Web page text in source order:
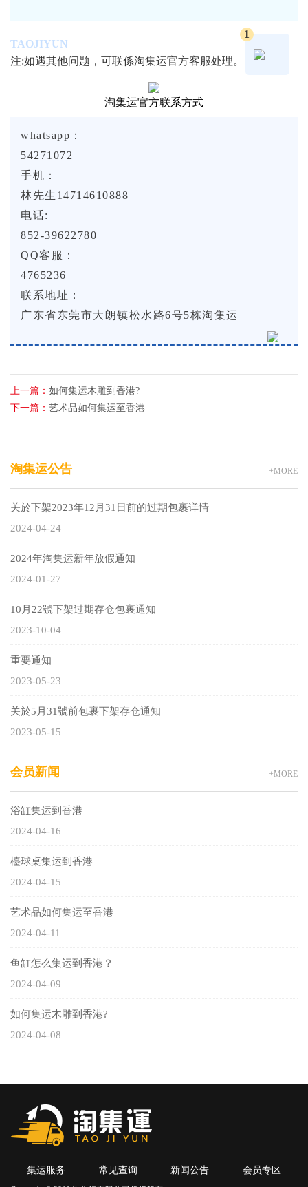
TAOJIYUN
注:如遇其他问题，可联係淘集运官方客服处理。
1
淘集运官方联系方式
whatsapp：
54271072
手机：
林先生14714610888
电话:
852-39622780
QQ客服：
4765236
联系地址：
广东省东莞市大朗镇松水路6号5栋淘集运
上一篇： 如何集运木雕到香港?
下一篇： 艺术品如何集运至香港
淘集运公告 +MORE
关於下架2023年12月31日前的过期包裹详情
2024-04-24
2024年淘集运新年放假通知
2024-01-27
10月22號下架过期存仓包裹通知
2023-10-04
重要通知
2023-05-23
关於5月31號前包裹下架存仓通知
2023-05-15
会员新闻 +MORE
浴缸集运到香港
2024-04-16
檯球桌集运到香港
2024-04-15
艺术品如何集运至香港
2024-04-11
鱼缸怎么集运到香港？
2024-04-09
如何集运木雕到香港?
2024-04-08
集运服务 常见查询 新闻公告 会员专区